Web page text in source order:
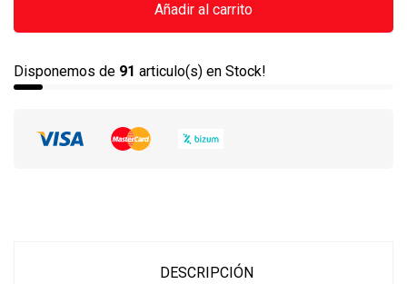
Añadir al carrito
Disponemos de 91 articulo(s) en Stock!
DESCRIPCIÓN